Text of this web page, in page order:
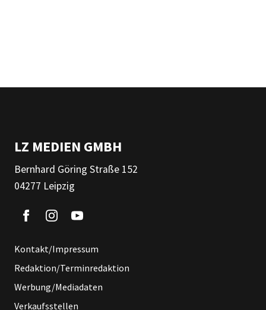
LZ MEDIEN GMBH
Bernhard Göring Straße 152
04277 Leipzig
Kontakt/Impressum
Redaktion/Terminredaktion
Werbung/Mediadaten
Verkaufsstellen